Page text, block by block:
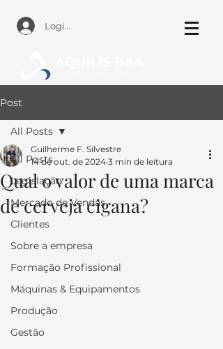
Login
Post
All Posts
Legislação
Mercado de Vendas
Clientes
Sobre a empresa
Formação Profissional
Máquinas & Equipamentos
Produção
Gestão
All Posts
Qual o valor de uma marca
de cerveja cigana?
Guilherme F. Silvestre
14 de out. de 2024 3 min de leitura